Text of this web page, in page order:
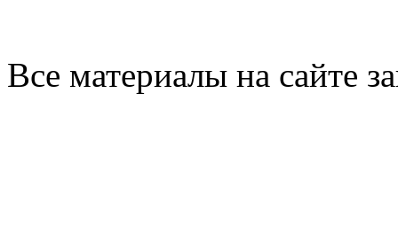
Все материалы на сайте